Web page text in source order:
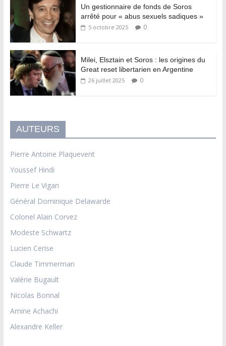
Un gestionnaire de fonds de Soros
arrêté pour « abus sexuels sadiques »
5 octobre 2025 0
Milei, Elsztain et Soros : les origines du
Great reset libertarien en Argentine
26 juillet 2025 0
AUTEURS
Pierre Antoine Plaquevent
Youssef Hindi
Pierre Le Vigan
Général Dominique Delawarde
Colonel Alain Corvez
Modeste Schwartz
Lucien Cerise
Claude Timmerman
Valérie Bugault
Nicolas Bonnal
Amine Achachi
Alexandre Keller